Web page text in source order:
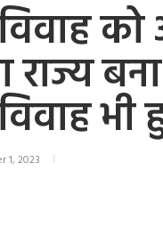
को
राज्य
भी
1, 2023